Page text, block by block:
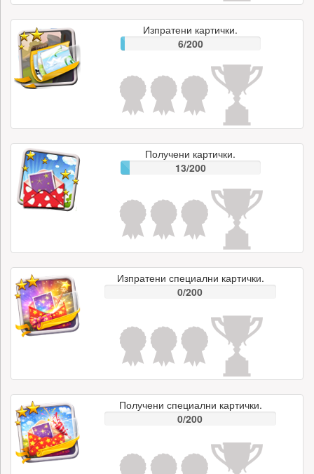
Изпратени картички.
6/200
Получени картички.
13/200
Изпратени специални картички.
0/200
Получени специални картички.
0/200